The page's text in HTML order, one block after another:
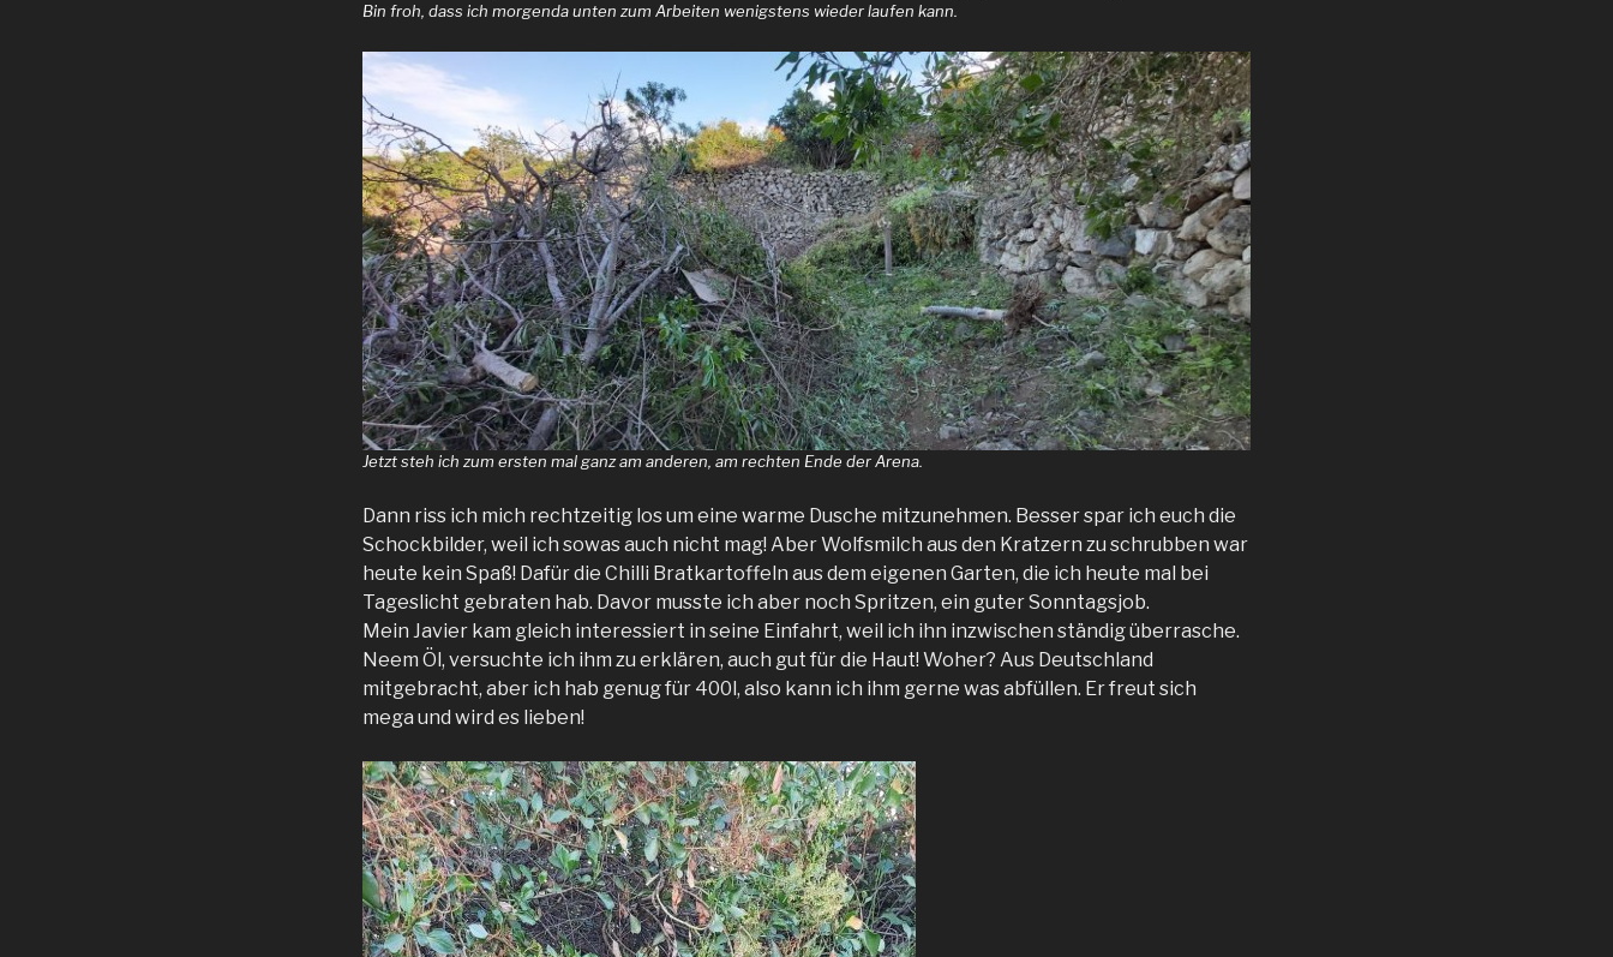
Bin froh, dass ich morgenda unten zum Arbeiten wenigstens wieder laufen kann.
Jetzt steh ich zum ersten mal ganz am anderen, am rechten Ende der Arena.
Dann riss ich mich rechtzeitig los um eine warme Dusche mitzunehmen. Besser spar ich euch die
Schockbilder, weil ich sowas auch nicht mag! Aber Wolfsmilch aus den Kratzern zu schrubben war
heute kein Spaß! Dafür die Chilli Bratkartoffeln aus dem eigenen Garten, die ich heute mal bei
Tageslicht gebraten hab. Davor musste ich aber noch Spritzen, ein guter Sonntagsjob.
Mein Javier kam gleich interessiert in seine Einfahrt, weil ich ihn inzwischen ständig überrasche.
Neem Öl, versuchte ich ihm zu erklären, auch gut für die Haut! Woher? Aus Deutschland
mitgebracht, aber ich hab genug für 400l, also kann ich ihm gerne was abfüllen. Er freut sich
mega und wird es lieben!